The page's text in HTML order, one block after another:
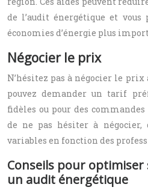
de l’audit énergétique et
économies d’énergie plus
Négocier le prix
N’hésitez pas à négocier le prix
pouvez demander un tarif
fidèles ou pour des
de ne pas hésiter à
variables en fonction des
Conseils pour
un audit énergétique